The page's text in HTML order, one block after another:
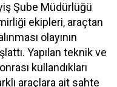
Şube Müdürlüğü
ekipleri, araçtan
olayının
Yapılan teknik ve
kullandıkları
araçlara ait sahte